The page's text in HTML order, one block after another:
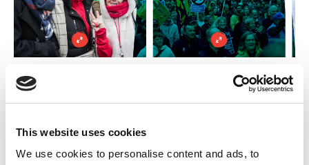
This website uses cookies
We use cookies to personalise content and ads, to
Instagram